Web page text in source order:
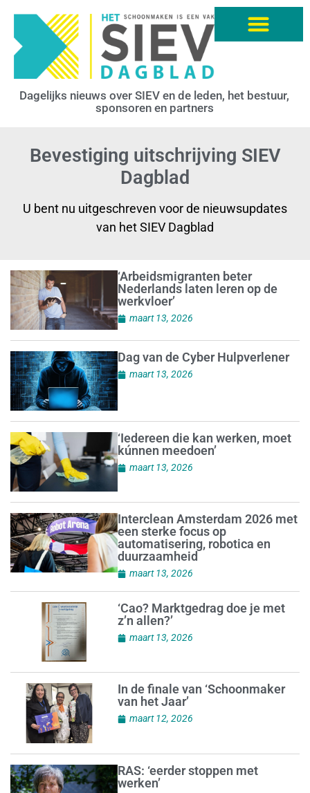
Dagelijks nieuws over SIEV en de leden, het bestuur,
sponsoren en partners
Bevestiging uitschrijving SIEV
Dagblad
U bent nu uitgeschreven voor de nieuwsupdates
van het SIEV Dagblad
‘Arbeidsmigranten beter
Nederlands laten leren op de
werkvloer’
maart 13, 2026
Dag van de Cyber Hulpverlener
maart 13, 2026
‘Iedereen die kan werken, moet
kúnnen meedoen’
maart 13, 2026
Interclean Amsterdam 2026 met
een sterke focus op
automatisering, robotica en
duurzaamheid
maart 13, 2026
‘Cao? Marktgedrag doe je met
z’n allen?’
maart 13, 2026
In de finale van ‘Schoonmaker
van het Jaar’
maart 12, 2026
RAS: ‘eerder stoppen met
werken’